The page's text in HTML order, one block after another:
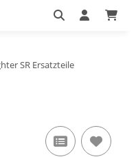
SR Ersatzteile